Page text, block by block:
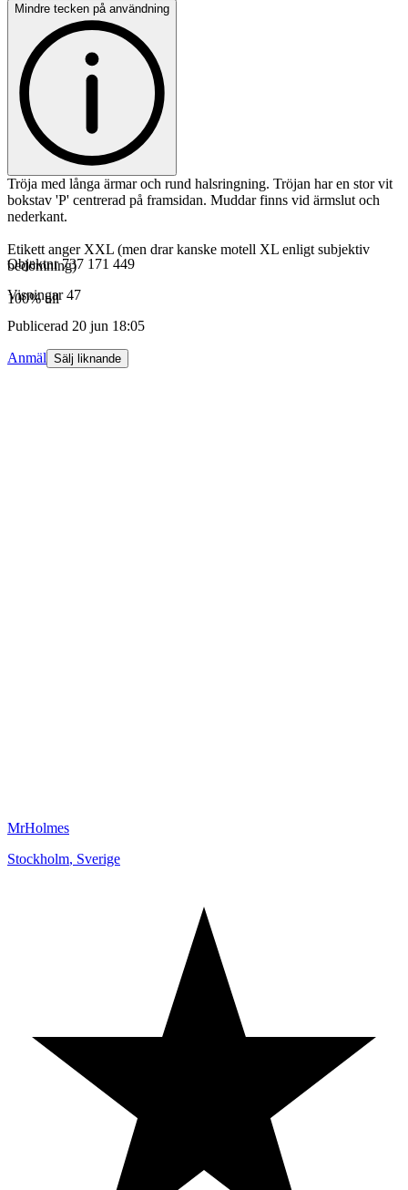
Mindre tecken på användning
Tröja med långa ärmar och rund halsringning. Tröjan har en stor vit
bokstav 'P' centrerad på framsidan. Muddar finns vid ärmslut och
nederkant.
Etikett anger XXL (men drar kanske motell XL enligt subjektiv
bedömning)
100% ull
Objektnr 737 171 449
Visningar 47
Publicerad 20 jun 18:05
Anmäl Sälj liknande
MrHolmes
Stockholm, Sverige